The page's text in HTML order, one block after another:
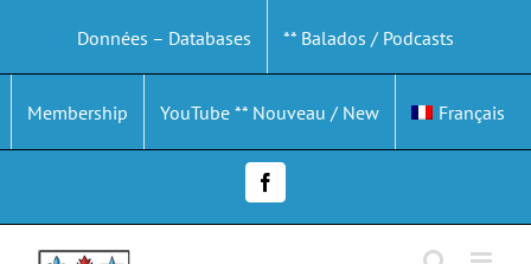
contenu
Données – Databases ** Balados / Podcasts
Membership YouTube ** Nouveau / New Français
Facebook